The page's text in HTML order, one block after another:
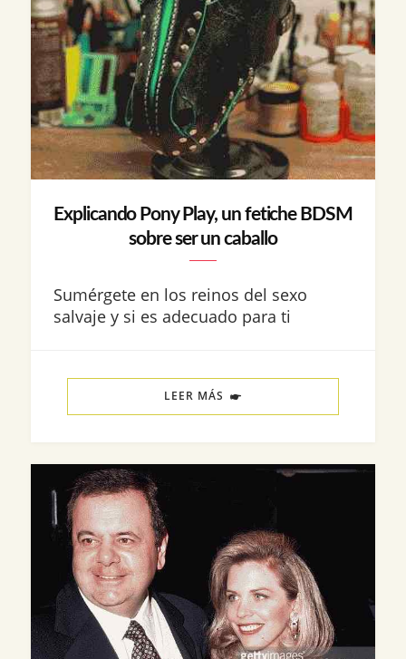
Explicando Pony Play, un fetiche BDSM
sobre ser un caballo
Sumérgete en los reinos del sexo
salvaje y si es adecuado para ti
LEER MÁS